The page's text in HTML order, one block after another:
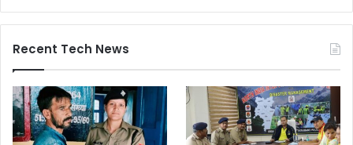
Recent Tech News